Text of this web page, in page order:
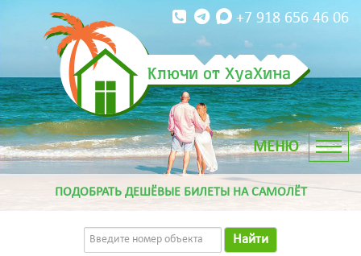
Ключи от ХуаХина
+7 918 656 46 06
ПОДОБРАТЬ ДЕШЁВЫЕ БИЛЕТЫ НА САМОЛЁТ
Найти